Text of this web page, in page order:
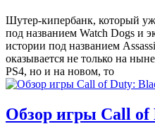
Шутер-кипербанк, который
под названием Watch Dogs и
истории под названием
оказывается не только на
PS4, но и на новом, то
Обзор игры Call of